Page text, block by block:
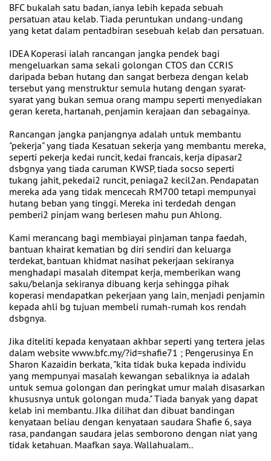
BFC bukalah satu badan, ianya lebih kepada sebuah
persatuan atau kelab. Tiada peruntukan undang-undang
yang ketat dalam pentadbiran sesebuah kelab dan persatuan.
IDEA Koperasi ialah rancangan jangka pendek bagi
mengeluarkan sama sekali golongan CTOS dan CCRIS
daripada beban hutang dan sangat berbeza dengan kelab
tersebut yang menstruktur semula hutang dengan syarat-
syarat yang bukan semua orang mampu seperti menyediakan
geran kereta, hartanah, penjamin kerajaan dan sebagainya.
Rancangan jangka panjangnya adalah untuk membantu
"pekerja" yang tiada Kesatuan sekerja yang membantu mereka,
seperti pekerja kedai runcit, kedai francais, kerja dipasar2
dsbgnya yang tiada caruman KWSP, tiada socso seperti
tukang jahit, pekedai2 runcit, peniaga2 kecil2an. Pendapatan
mereka ada yang tidak mencecah RM700 tetapi mempunyai
hutang beban yang tinggi. Mereka ini terdedah dengan
pemberi2 pinjam wang berlesen mahu pun Ahlong.
Kami merancang bagi membiayai pinjaman tanpa faedah,
bantuan khairat kematian bg diri sendiri dan keluarga
terdekat, bantuan khidmat nasihat pekerjaan sekiranya
menghadapi masalah ditempat kerja, memberikan wang
saku/belanja sekiranya dibuang kerja sehingga pihak
koperasi mendapatkan pekerjaan yang lain, menjadi penjamin
kepada ahli bg tujuan membeli rumah-rumah kos rendah
dsbgnya.
Jika diteliti kepada kenyataan akhbar seperti yang tertera jelas
dalam website www.bfc.my/?id=shafie71 ; Pengerusinya En
Sharon Kazaidin berkata, "kita tidak buka kepada individu
yang mempunyai masalah kewangan sebaliknya ia adalah
untuk semua golongan dan peringkat umur malah disasarkan
khususnya untuk golongan muda." Tiada banyak yang dapat
kelab ini membantu. JIka dilihat dan dibuat bandingan
kenyataan beliau dengan kenyataan saudara Shafie 6, saya
rasa, pandangan saudara jelas semborono dengan niat yang
tidak ketahuan. Maafkan saya. Wallahualam..